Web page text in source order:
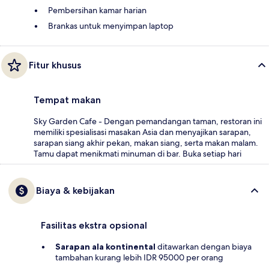
Pembersihan kamar harian
Brankas untuk menyimpan laptop
Fitur khusus
Tempat makan
Sky Garden Cafe - Dengan pemandangan taman, restoran ini
memiliki spesialisasi masakan Asia dan menyajikan sarapan,
sarapan siang akhir pekan, makan siang, serta makan malam.
Tamu dapat menikmati minuman di bar. Buka setiap hari
Biaya & kebijakan
Fasilitas ekstra opsional
Sarapan ala kontinental ditawarkan dengan biaya
tambahan kurang lebih IDR 95000 per orang